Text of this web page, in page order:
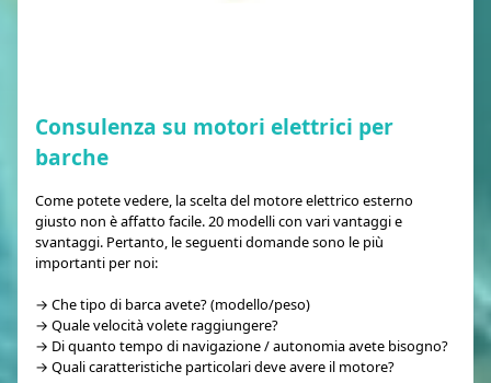
Consulenza su motori elettrici per
barche
Come potete vedere, la scelta del motore elettrico esterno
giusto non è affatto facile. 20 modelli con vari vantaggi e
svantaggi. Pertanto, le seguenti domande sono le più
importanti per noi:
→ Che tipo di barca avete? (modello/peso)
→ Quale velocità volete raggiungere?
→ Di quanto tempo di navigazione / autonomia avete bisogno?
→ Quali caratteristiche particolari deve avere il motore?